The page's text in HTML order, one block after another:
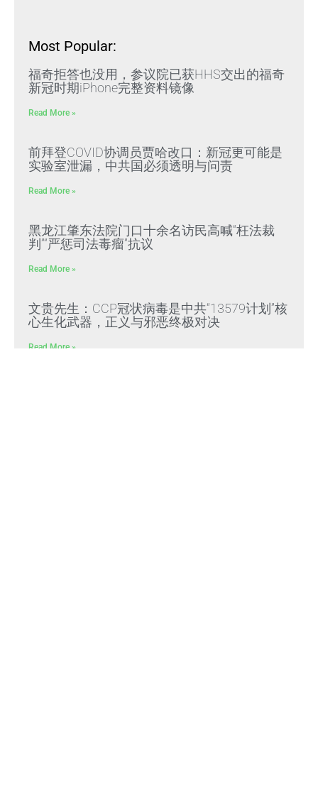
Most Popular:
福奇拒答也没用，参议院已获HHS交出的福奇
新冠时期iPhone完整资料镜像
Read More »
前拜登COVID协调员贾哈改口：新冠更可能是
实验室泄漏，中共国必须透明与问责
Read More »
黑龙江肇东法院门口十余名访民高喊“枉法裁
判”“严惩司法毒瘤”抗议
Read More »
文贵先生：CCP冠状病毒是中共“13579计划”核
心生化武器，正义与邪恶终极对决
Read More »